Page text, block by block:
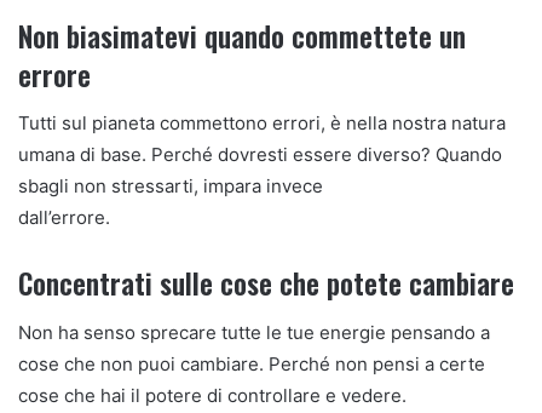
Non biasimatevi quando commettete un
errore
Tutti sul pianeta commettono errori, è nella nostra natura
umana di base. Perché dovresti essere diverso? Quando
sbagli non stressarti, impara invece
dall’errore.
Concentrati sulle cose che potete cambiare
Non ha senso sprecare tutte le tue energie pensando a
cose che non puoi cambiare. Perché non pensi a certe
cose che hai il potere di controllare e vedere.